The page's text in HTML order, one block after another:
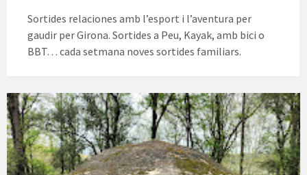
Sortides relaciones amb l’esport i l’aventura per
gaudir per Girona. Sortides a Peu, Kayak, amb bici o
BBT… cada setmana noves sortides familiars.
Pou
de
glaç
de
Buscastell